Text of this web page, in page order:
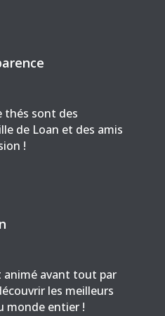
thés sont des
de Loan et des amis
!
animé avant tout par
les meilleurs
monde entier !